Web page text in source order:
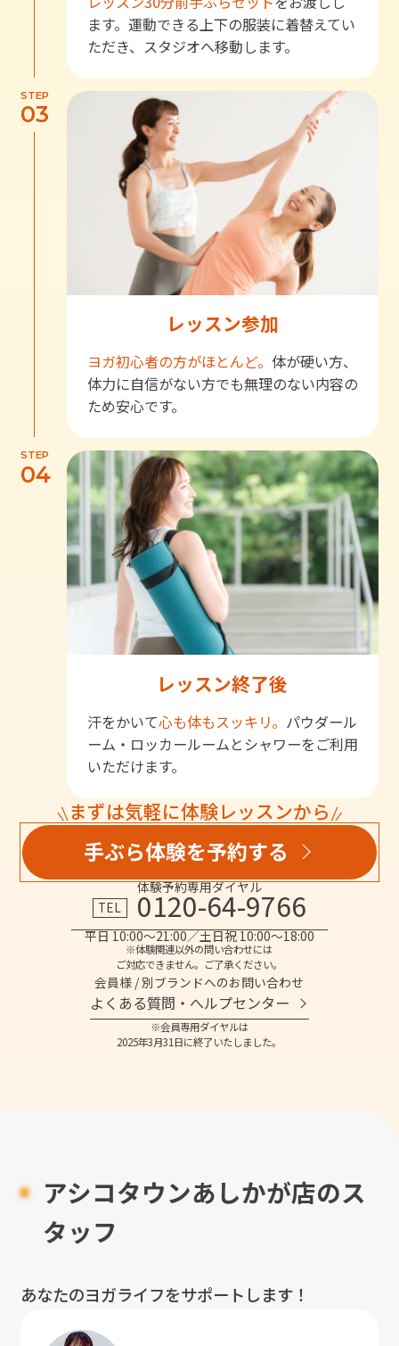
ます。運動できる上下の服装に着替えてい
ただき、スタジオへ移動します。
STEP
03
レッスン参加
ヨガ初心者の方がほとんど。 体が硬い方、
体力に自信がない方でも無理のない内容の
ため安心です。
STEP
04
レッスン終了後
汗をかいて心も体もスッキリ。 パウダール
ーム・ロッカールームとシャワーをご利用
いただけます。
まずは気軽に体験レッスンから
手ぶら体験を予約する
体験予約専用ダイヤル
TEL
0120-64-9766
平日 10:00～21:00／土日祝 10:00～18:00
※体験関連以外の問い合わせには
ご対応できません。ご了承ください。
会員様 / 別ブランドへのお問い合わせ
よくある質問・へルプセンター
※会員専用ダイヤルは
2025年3月31日に終了いたしました。
アシコタウンあしかが店のス
タッフ
あなたのヨガライフをサポートします！